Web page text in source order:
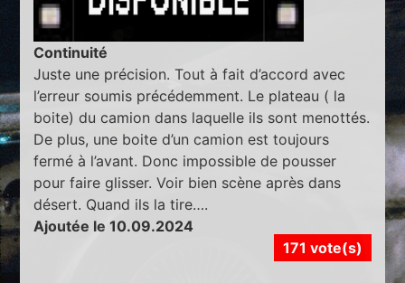
Continuité
Juste une précision. Tout à fait d’accord avec
l’erreur soumis précédemment. Le plateau ( la
boite) du camion dans laquelle ils sont menottés.
De plus, une boite d’un camion est toujours
fermé à l’avant. Donc impossible de pousser
pour faire glisser. Voir bien scène après dans
désert. Quand ils la tire….
Ajoutée le 10.09.2024
171 vote(s)